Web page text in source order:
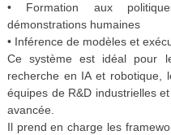
• Formation aux
démonstrations humaines
• Inférence de modèles et
Ce système est idéal pour
recherche en IA et robotique,
équipes de R&D industrielles
avancée.
Il prend en charge les